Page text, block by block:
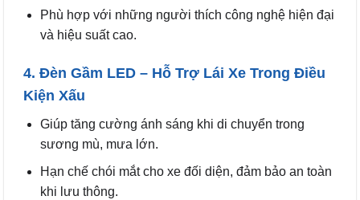
Phù hợp với những người thích công nghệ hiện đại
và hiệu suất cao.
4. Đèn Gầm LED – Hỗ Trợ Lái Xe Trong Điều
Kiện Xấu
Giúp tăng cường ánh sáng khi di chuyển trong
sương mù, mưa lớn.
Hạn chế chói mắt cho xe đối diện, đảm bảo an toàn
khi lưu thông.